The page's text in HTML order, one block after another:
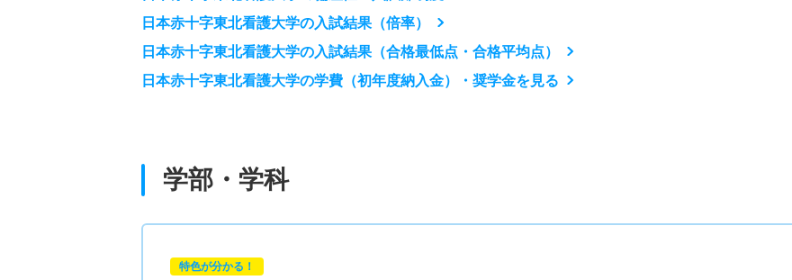
日本赤十字東北看護大学の入試結果（倍率）
日本赤十字東北看護大学の入試結果（合格最低点・合格平均点）
日本赤十字東北看護大学の学費（初年度納入金）・奨学金を見る
学部・学科
特色が分かる！